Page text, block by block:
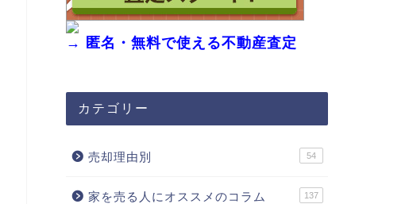
→ 匿名・無料で使える不動産査定
カテゴリー
売却理由別 54
家を売る人にオススメのコラム 137